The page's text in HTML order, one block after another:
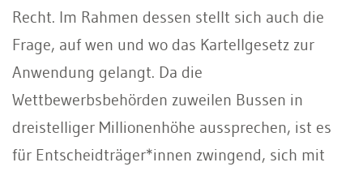
Recht. Im Rahmen dessen stellt sich auch die
Frage, auf wen und wo das Kartellgesetz zur
Anwendung gelangt. Da die
Wettbewerbsbehörden zuweilen Bussen in
dreistelliger Millionenhöhe aussprechen, ist es
für Entscheidträger*innen zwingend, sich mit